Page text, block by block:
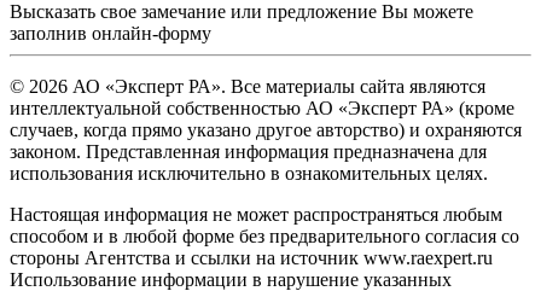
Высказать свое замечание или предложение Вы можете
заполнив онлайн-форму
© 2026 АО «Эксперт РА». Все материалы сайта являются
интеллектуальной собственностью АО «Эксперт РА» (кроме
случаев, когда прямо указано другое авторство) и охраняются
законом. Представленная информация предназначена для
использования исключительно в ознакомительных целях.
Настоящая информация не может распространяться любым
способом и в любой форме без предварительного согласия со
стороны Агентства и ссылки на источник www.raexpert.ru
Использование информации в нарушение указанных